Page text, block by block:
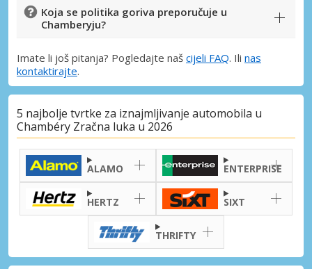
Koja se politika goriva preporučuje u
Chamberyju?
Imate li još pitanja? Pogledajte naš cijeli FAQ. Ili nas
kontaktirajte.
5 najbolje tvrtke za iznajmljivanje automobila u
Chambéry Zračna luka u 2026
ALAMO ENTERPRISE
HERTZ SIXT
THRIFTY